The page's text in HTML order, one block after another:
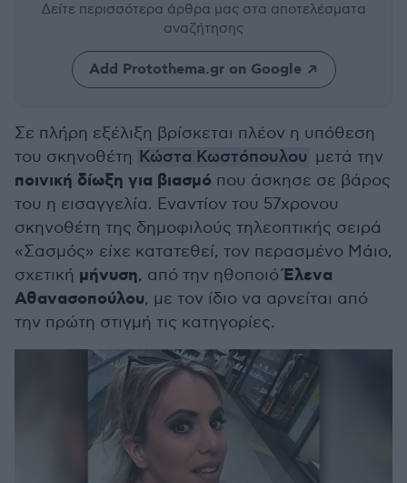
Δείτε περισσότερα άρθρα μας στα αποτελέσματα
αναζήτησης
Add Protothema.gr on Google
Σε πλήρη εξέλιξη βρίσκεται πλέον η υπόθεση
του σκηνοθέτη Κώστα Κωστόπουλου μετά την
ποινική δίωξη για βιασμό που άσκησε σε βάρος
του η εισαγγελία. Εναντίον του 57χρονου
σκηνοθέτη της δημοφιλούς τηλεοπτικής σειρά
«Σασμός» είχε κατατεθεί, τον περασμένο Μάιο,
σχετική μήνυση, από την ηθοποιόΈλενα
Αθανασοπούλου, με τον ίδιο να αρνείται από
την πρώτη στιγμή τις κατηγορίες.